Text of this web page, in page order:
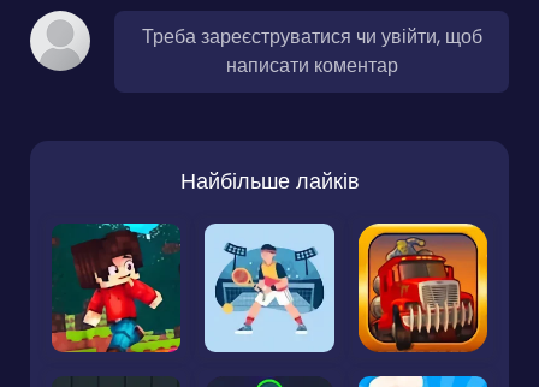
Треба зареєструватися чи увійти, щоб
написати коментар
Найбільше лайків